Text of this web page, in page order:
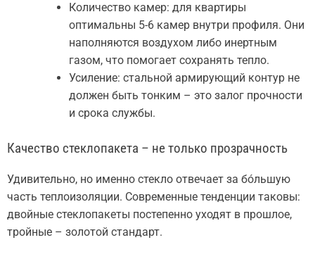
Количество камер: для квартиры
оптимальны 5-6 камер внутри профиля. Они
наполняются воздухом либо инертным
газом, что помогает сохранять тепло.
Усиление: стальной армирующий контур не
должен быть тонким – это залог прочности
и срока службы.
Качество стеклопакета – не только прозрачность
Удивительно, но именно стекло отвечает за бóльшую
часть теплоизоляции. Современные тенденции таковы:
двойные стеклопакеты постепенно уходят в прошлое,
тройные – золотой стандарт.